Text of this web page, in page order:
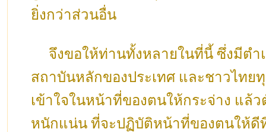
ยิ่งกว่าส่วนอื่น
จึงขอให้ท่านทั้งหลายในที่นี้ ซึ่งมีตำ
สถาบันหลักของประเทศ และชาวไทย
เข้าใจในหน้าที่ของตนให้กระจ่าง แล้ว
หนักแน่น ที่จะปฏิบัติหน้าที่ของตนให้ดีที่